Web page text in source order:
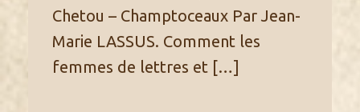
Chetou – Champtoceaux Par Jean-
Marie LASSUS. Comment les
femmes de lettres et […]